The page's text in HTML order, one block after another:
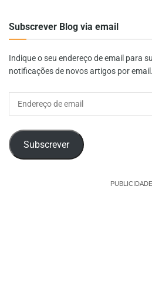
Subscrever Blog via email
Indique o seu endereço de email para
notificações de novos artigos por email.
Subscrever
PUBLICIDADE